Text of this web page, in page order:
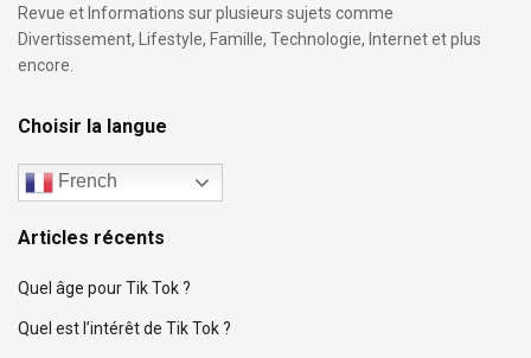
Revue et Informations sur plusieurs sujets comme
Divertissement, Lifestyle, Famille, Technologie, Internet et plus
encore.
Choisir la langue
French
Articles récents
Quel âge pour Tik Tok ?
Quel est l’intérêt de Tik Tok ?